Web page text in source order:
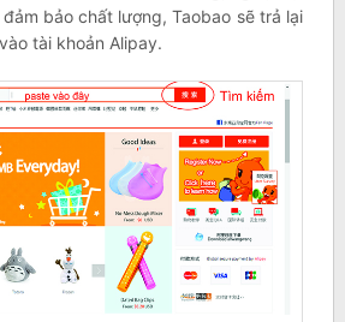
bảo chất lượng, Taobao sẽ trả lại
tài khoản Alipay.